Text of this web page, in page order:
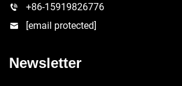
+86-15919826776
[email protected]
Newsletter